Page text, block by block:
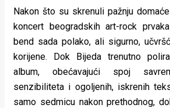
Nakon što su skrenuli pažnju
koncert beogradskih art-rock
bend sada polako, ali sigurno,
korijene. Dok Bijeda trenutno
album, obećavajući spoj
senzibiliteta i ogoljenih, iskrenih
samo sedmicu nakon prethodnog,